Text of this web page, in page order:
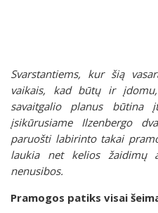
Svarstantiems, kur šią
vaikais, kad būtų ir
savaitgalio planus būtina
įsikūrusiame Ilzenbergo
paruošti labirinto takai
laukia net kelios žaidimų
nenusibos.
Pramogos patiks visai